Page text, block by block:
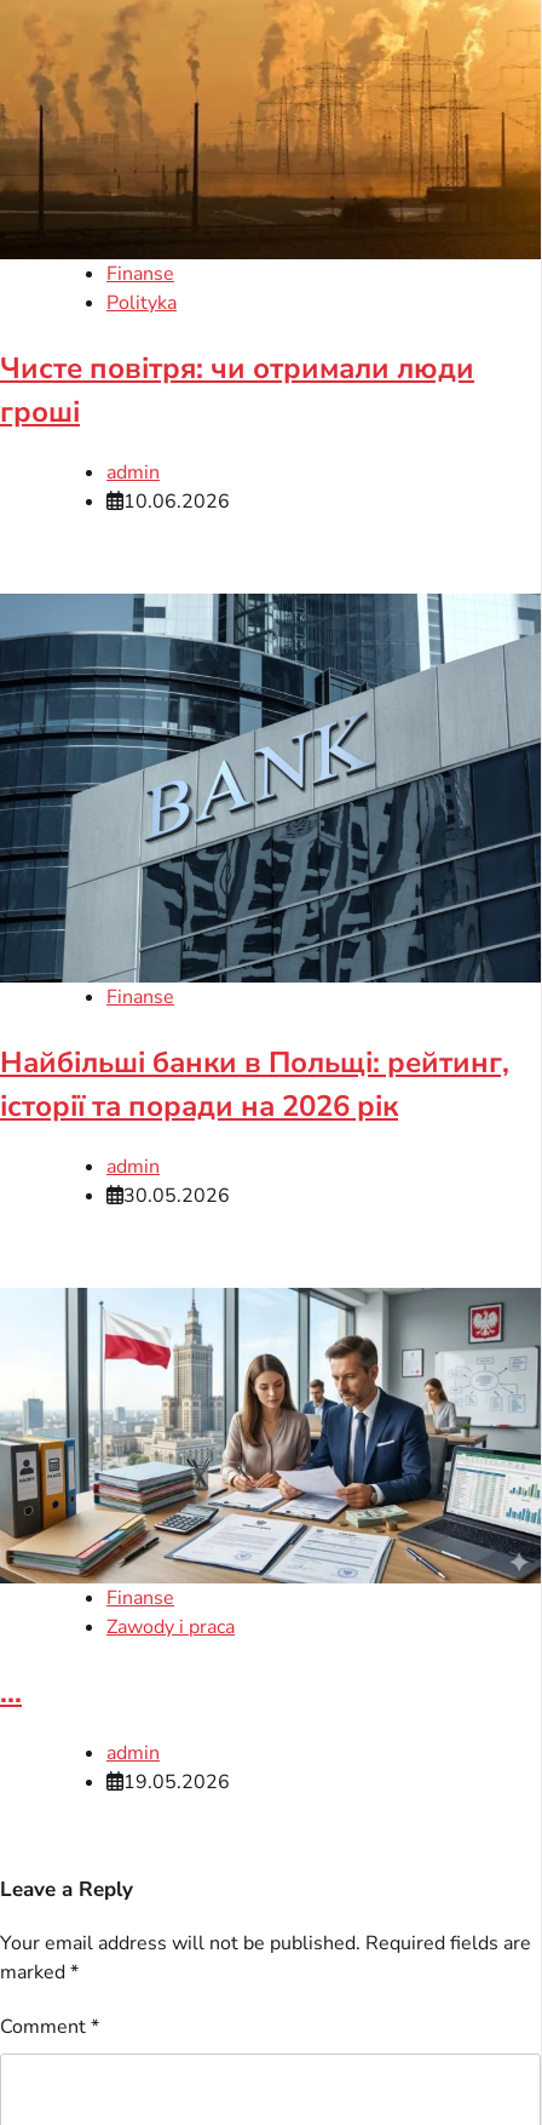
Finanse
Polityka
Чисте повітря: чи отримали люди
гроші
admin
10.06.2026
Finanse
Найбільші банки в Польщі: рейтинг,
історії та поради на 2026 рік
admin
30.05.2026
Finanse
Zawody i praca
...
admin
19.05.2026
Leave a Reply
Your email address will not be published. Required fields are
marked*
Comment*